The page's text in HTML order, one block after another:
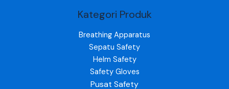
Kategori Produk
Breathing Apparatus
Sepatu Safety
Helm Safety
Safety Gloves
Pusat Safety